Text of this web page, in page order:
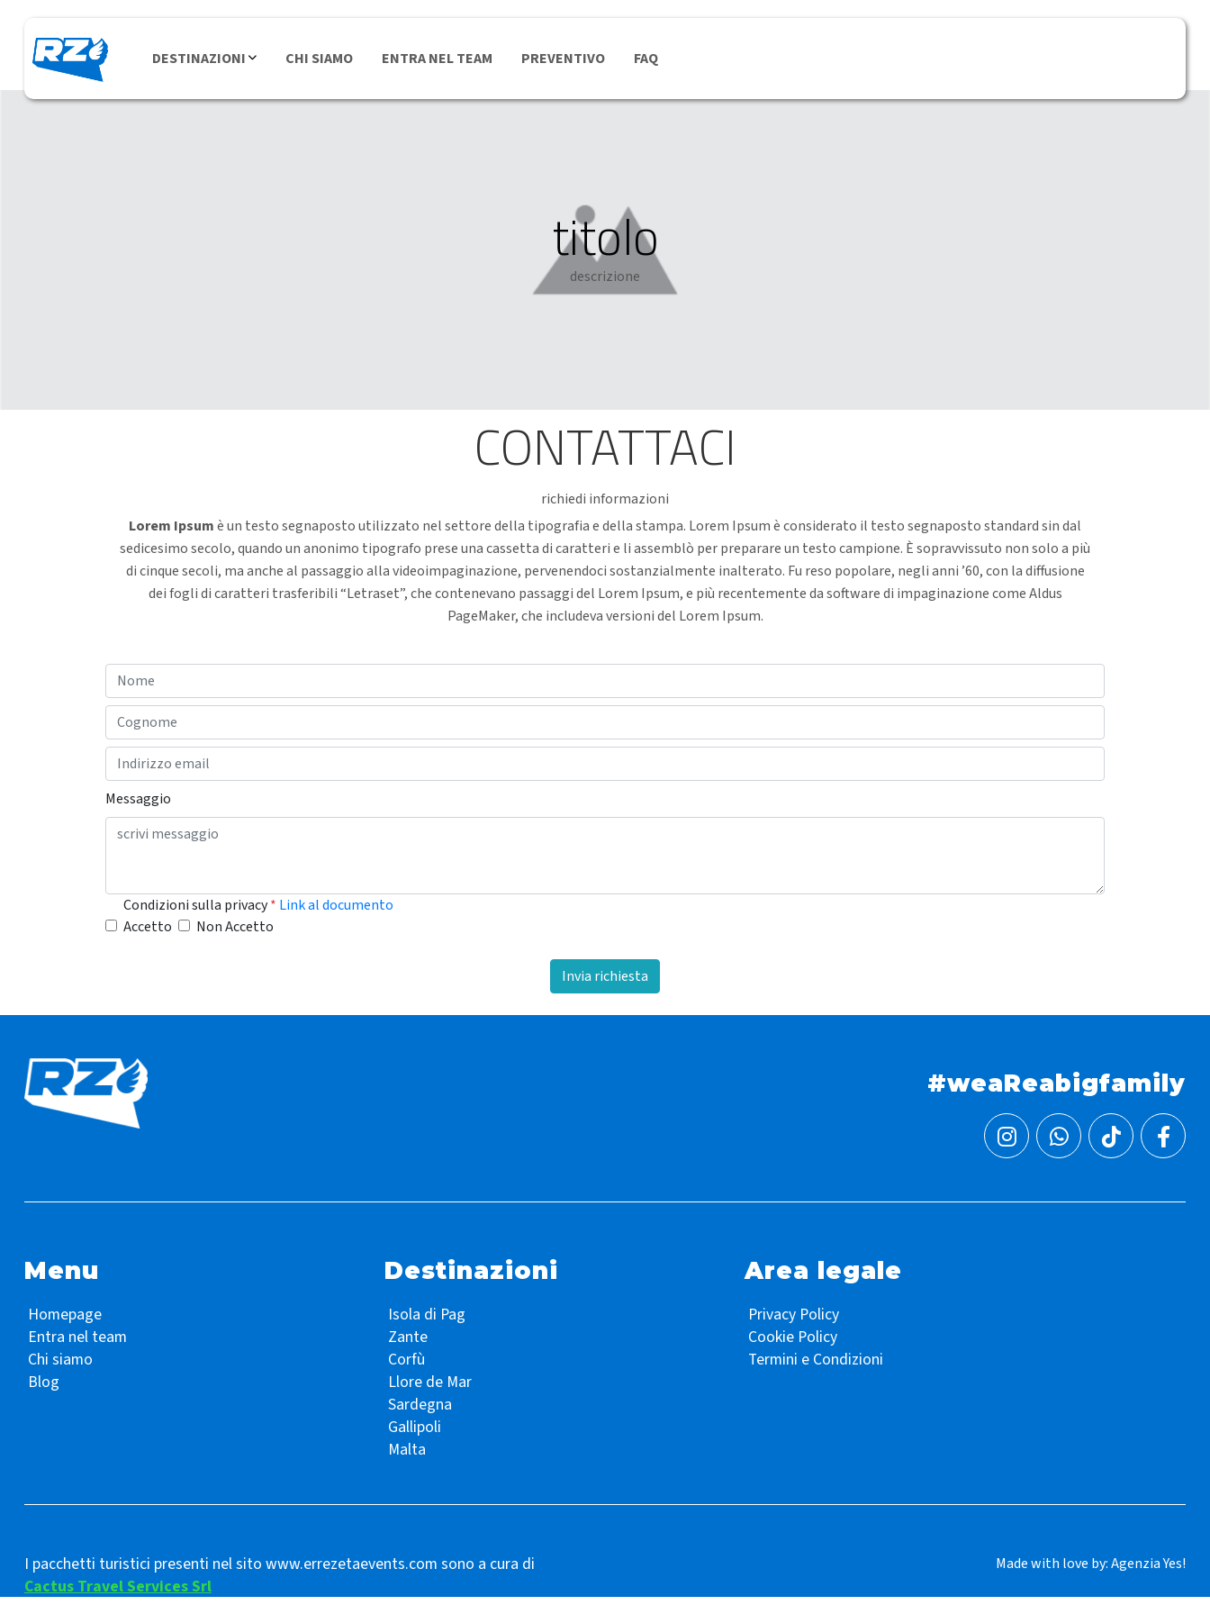
DESTINAZIONI CHI SIAMO ENTRA NEL TEAM PREVENTIVO FAQ
titolo
descrizione
CONTATTACI
richiedi informazioni
Lorem Ipsumè un testo segnaposto utilizzato nel settore della tipografia e della stampa. Lorem Ipsum è considerato il testo segnaposto standard sin dal
sedicesimo secolo, quando un anonimo tipografo prese una cassetta di caratteri e li assemblò per preparare un testo campione. È sopravvissuto non solo a più
di cinque secoli, ma anche al passaggio alla videoimpaginazione, pervenendoci sostanzialmente inalterato. Fu reso popolare, negli anni ’60, con la diffusione
dei fogli di caratteri trasferibili “Letraset”, che contenevano passaggi del Lorem Ipsum, e più recentemente da software di impaginazione come Aldus
PageMaker, che includeva versioni del Lorem Ipsum.
Messaggio
Condizioni sulla privacy* Link al documento
Accetto Non Accetto
Invia richiesta
#weaReabigfamily
Menu
Homepage
Entra nel team
Chi siamo
Blog
Destinazioni
Isola di Pag
Zante
Corfù
Llore de Mar
Sardegna
Gallipoli
Malta
Area legale
Privacy Policy
Cookie Policy
Termini e Condizioni
I pacchetti turistici presenti nel sito www.errezetaevents.com sono a cura di
Cactus Travel Services Srl
Made with love by:Agenzia Yes!